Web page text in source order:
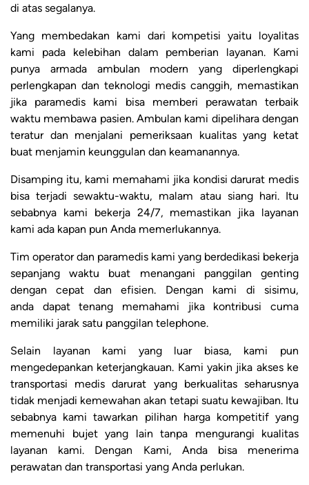
di atas segalanya.
Yang membedakan kami dari kompetisi yaitu loyalitas
kami pada kelebihan dalam pemberian layanan. Kami
punya armada ambulan modern yang diperlengkapi
perlengkapan dan teknologi medis canggih, memastikan
jika paramedis kami bisa memberi perawatan terbaik
waktu membawa pasien. Ambulan kami dipelihara dengan
teratur dan menjalani pemeriksaan kualitas yang ketat
buat menjamin keunggulan dan keamanannya.
Disamping itu, kami memahami jika kondisi darurat medis
bisa terjadi sewaktu-waktu, malam atau siang hari. Itu
sebabnya kami bekerja 24/7, memastikan jika layanan
kami ada kapan pun Anda memerlukannya.
Tim operator dan paramedis kami yang berdedikasi bekerja
sepanjang waktu buat menangani panggilan genting
dengan cepat dan efisien. Dengan kami di sisimu,
anda dapat tenang memahami jika kontribusi cuma
memiliki jarak satu panggilan telephone.
Selain layanan kami yang luar biasa, kami pun
mengedepankan keterjangkauan. Kami yakin jika akses ke
transportasi medis darurat yang berkualitas seharusnya
tidak menjadi kemewahan akan tetapi suatu kewajiban. Itu
sebabnya kami tawarkan pilihan harga kompetitif yang
memenuhi bujet yang lain tanpa mengurangi kualitas
layanan kami. Dengan Kami, Anda bisa menerima
perawatan dan transportasi yang Anda perlukan.